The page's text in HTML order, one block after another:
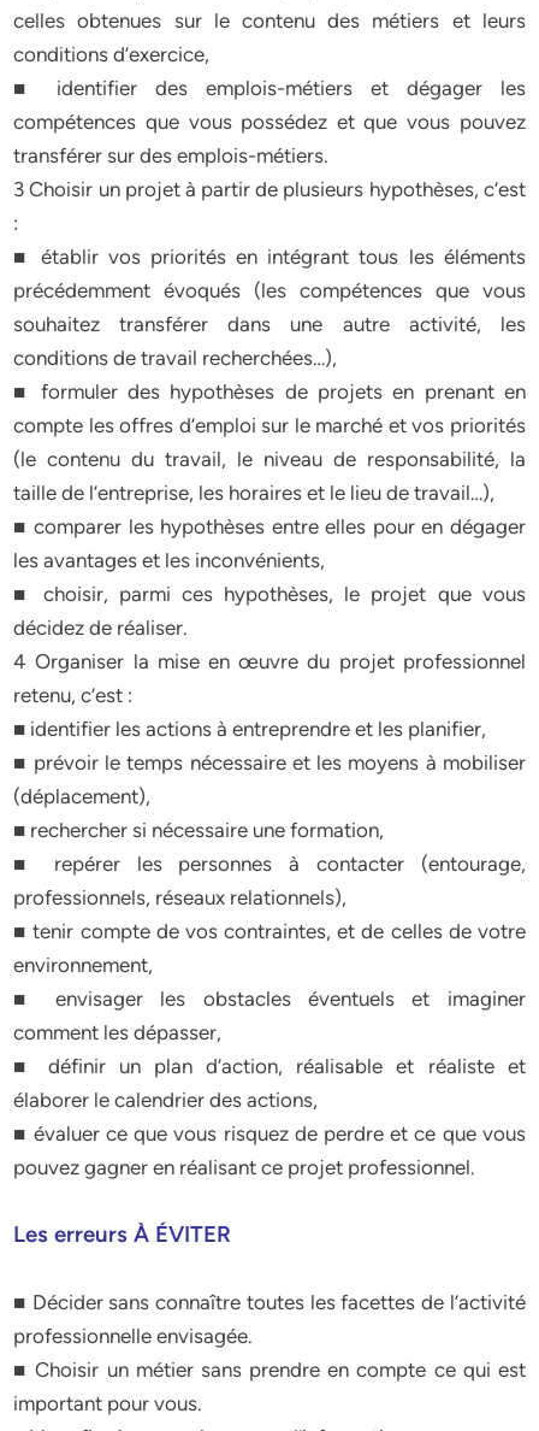
celles obtenues sur le contenu des métiers et leurs
conditions d’exercice,
■ identifier des emplois-métiers et dégager les
compétences que vous possédez et que vous pouvez
transférer sur des emplois-métiers.
3 Choisir un projet à partir de plusieurs hypothèses, c’est
:
■ établir vos priorités en intégrant tous les éléments
précédemment évoqués (les compétences que vous
souhaitez transférer dans une autre activité, les
conditions de travail recherchées…),
■ formuler des hypothèses de projets en prenant en
compte les offres d’emploi sur le marché et vos priorités
(le contenu du travail, le niveau de responsabilité, la
taille de l’entreprise, les horaires et le lieu de travail…),
■ comparer les hypothèses entre elles pour en dégager
les avantages et les inconvénients,
■ choisir, parmi ces hypothèses, le projet que vous
décidez de réaliser.
4 Organiser la mise en œuvre du projet professionnel
retenu, c’est :
■ identifier les actions à entreprendre et les planifier,
■ prévoir le temps nécessaire et les moyens à mobiliser
(déplacement),
■ rechercher si nécessaire une formation,
■ repérer les personnes à contacter (entourage,
professionnels, réseaux relationnels),
■ tenir compte de vos contraintes, et de celles de votre
environnement,
■ envisager les obstacles éventuels et imaginer
comment les dépasser,
■ définir un plan d’action, réalisable et réaliste et
élaborer le calendrier des actions,
■ évaluer ce que vous risquez de perdre et ce que vous
pouvez gagner en réalisant ce projet professionnel.
Les erreurs À ÉVITER
■ Décider sans connaître toutes les facettes de l’activité
professionnelle envisagée.
■ Choisir un métier sans prendre en compte ce qui est
important pour vous.